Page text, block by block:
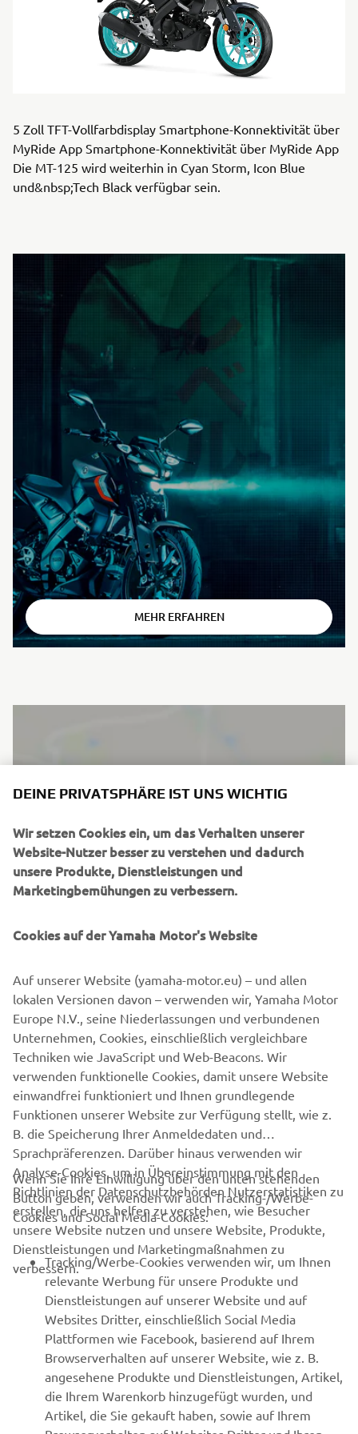
5 Zoll TFT-Vollfarbdisplay Smartphone-Konnektivität über
MyRide App Smartphone-Konnektivität über MyRide App
Die MT-125 wird weiterhin in Cyan Storm, Icon Blue
und&nbsp;Tech Black verfügbar sein.
⠀
MEHR ERFAHREN
FIND YOUR NEAREST YAMAHA
DEALER
MEHR ERFAHREN
UNTERNEHMEN
B2B
MEHR YAMAHA
SUPPORT
NEWSLETTER
Erfahre als Erster von den neuesten Angeboten,
DEINE PRIVATSPHÄRE IST UNS WICHTIG
Wir setzen Cookies ein, um das Verhalten unserer
Website-Nutzer besser zu verstehen und dadurch
unsere Produkte, Dienstleistungen und
Marketingbemühungen zu verbessern.
Cookies auf der Yamaha Motor's Website
Auf unserer Website (yamaha-motor.eu) – und allen
lokalen Versionen davon – verwenden wir, Yamaha Motor
Europe N.V., seine Niederlassungen und verbundenen
Unternehmen, Cookies, einschließlich vergleichbare
Techniken wie JavaScript und Web-Beacons. Wir
verwenden funktionelle Cookies, damit unsere Website
einwandfrei funktioniert und Ihnen grundlegende
Funktionen unserer Website zur Verfügung stellt, wie z.
B. die Speicherung Ihrer Anmeldedaten und
Sprachpräferenzen. Darüber hinaus verwenden wir
Analyse-Cookies, um in Übereinstimmung mit den
Richtlinien der Datenschutzbehörden Nutzerstatistiken zu
erstellen, die uns helfen zu verstehen, wie Besucher
unsere Website nutzen und unsere Website, Produkte,
Dienstleistungen und Marketingmaßnahmen zu
verbessern.
Wenn Sie Ihre Einwilligung über den unten stehenden
Button geben, verwenden wir auch Tracking-/Werbe-
Cookies und Social Media-Cookies:
Tracking/Werbe-Cookies verwenden wir, um Ihnen
relevante Werbung für unsere Produkte und
Dienstleistungen auf unserer Website und auf
Websites Dritter, einschließlich Social Media
Plattformen wie Facebook, basierend auf Ihrem
Browserverhalten auf unserer Website, wie z. B.
angesehene Produkte und Dienstleistungen, Artikel,
die Ihrem Warenkorb hinzugefügt wurden, und
Artikel, die Sie gekauft haben, sowie auf Ihrem